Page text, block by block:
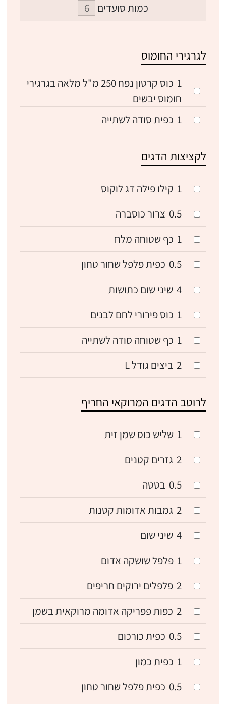
כמות סועדים
לגרגירי החומוס
1
כוס קרטון נפח 250 מ"ל מלאה בגרגירי
חומוס יבשים
1 כפית סודה לשתייה
לקציצות הדגים
1 קילו פילה דג לוקוס
0.5 צרור כוסברה
1 כף שטוחה מלח
0.5 כפית פלפל שחור טחון
4 שיני שום כתושות
1 כוס פירורי לחם לבנים
1 כף שטוחה סודה לשתייה
2 ביצים גודל L
לרוטב הדגים המרוקאי החריף
1 שליש כוס שמן זית
2 גזרים קטנים
0.5 בטטה
2 גמבות אדומות קטנות
4 שיני שום
1 פלפל שושקה אדום
2 פלפלים ירוקים חריפים
2 כפות פפריקה אדומה מרוקאית בשמן
0.5 כפית כורכום
1 כפית כמון
0.5 כפית פלפל שחור טחון